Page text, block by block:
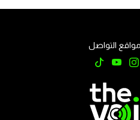
مواقع التواصل